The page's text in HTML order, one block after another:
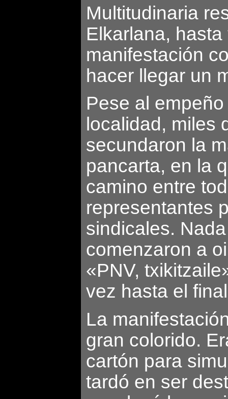
Multitudinaria
Elkarlana,
manifestación
hacer llegar un
Pese al
localidad, miles
secundaron la
pancarta, en la
camino entre
representantes
sindicales.
comenzaron a
«PNV,
vez hasta el
La
gran colorido.
cartón para
tardó en ser